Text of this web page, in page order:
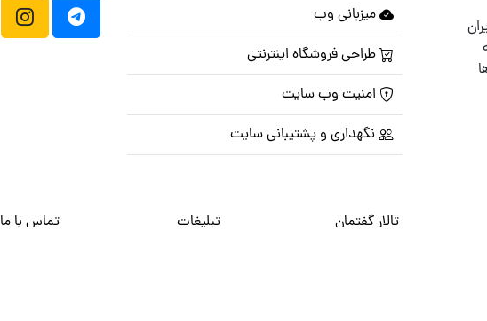
میزبانی وب
طراحی فروشگاه اینترنتی
امنیت وب سایت
نگهداری و پشتیبانی سایت
تالار گفتمان تبلیغات تماس با ما